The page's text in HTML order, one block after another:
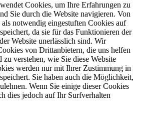
Cookies, um Ihre Erfahrungen zu
Sie durch die Website navigieren. Von
notwendig eingestuften Cookies auf
da sie für das Funktionieren der
Website unerlässlich sind. Wir
von Drittanbietern, die uns helfen
zu verstehen, wie Sie diese Website
werden nur mit Ihrer Zustimmung in
Sie haben auch die Möglichkeit,
Wenn Sie einige dieser Cookies
dies jedoch auf Ihr Surfverhalten